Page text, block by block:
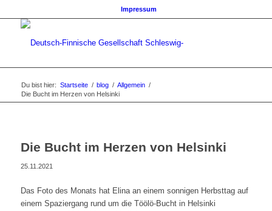
Impressum
Du bist hier: Startseite / blog / Allgemein /
Die Bucht im Herzen von Helsinki
Die Bucht im Herzen von Helsinki
25.11.2021
Das Foto des Monats hat Elina an einem sonnigen Herbsttag auf
einem Spaziergang rund um die Töölö-Bucht in Helsinki